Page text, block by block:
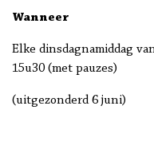
Wanneer
Elke dinsdagnamiddag
15u30 (met pauzes)
(uitgezonderd 6 juni)